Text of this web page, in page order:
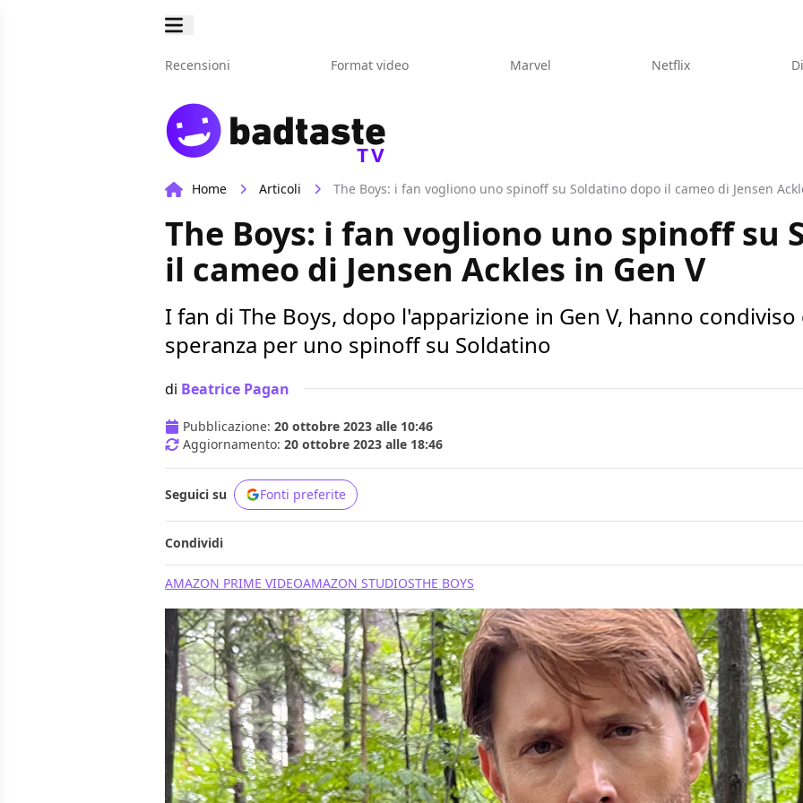
Recensioni Format video Marvel Netflix
TV
Home Articoli The Boys: i fan vogliono uno spinoff su Soldatino dopo il cameo di Jensen
The Boys: i fan vogliono uno spinoff su
il cameo di Jensen Ackles in Gen V
I fan di The Boys, dopo l'apparizione in Gen V, hanno
speranza per uno spinoff su Soldatino
di Beatrice Pagan
Pubblicazione: 20 ottobre 2023 alle 10:46
Aggiornamento: 20 ottobre 2023 alle 18:46
Seguici su Fonti preferite
Condividi
AMAZON PRIME VIDEOAMAZON STUDIOSTHE BOYS